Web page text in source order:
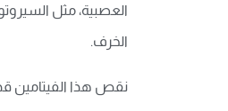
العصبية، مثل
الخرف.
نقص هذا الفيتامين